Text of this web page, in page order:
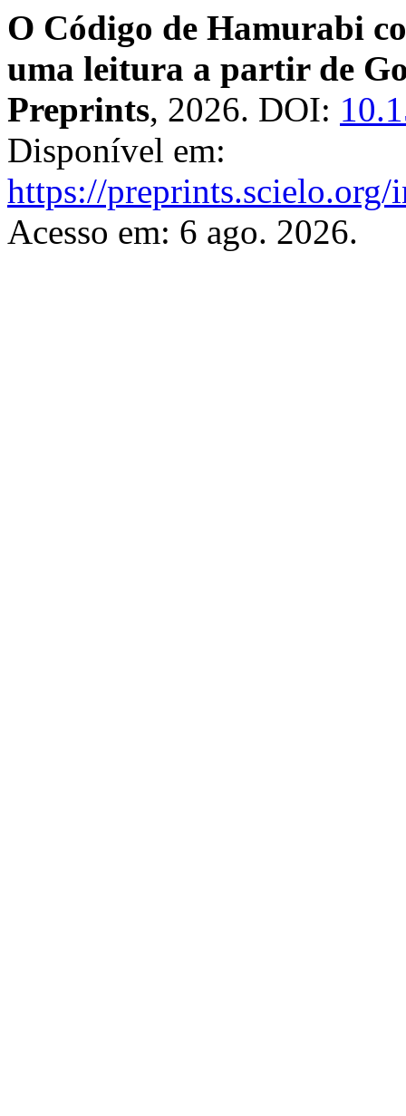
O Código de Hamurabi
uma leitura a partir de
Preprints, 2026. DOI:
Disponível em:
https://
Acesso em: 6 ago. 2026.